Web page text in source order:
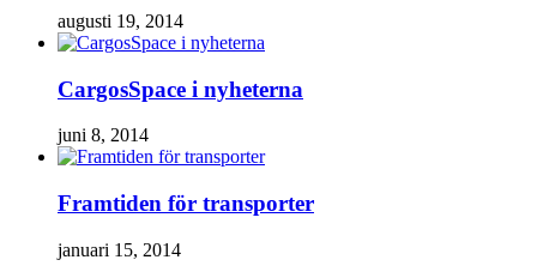
augusti 19, 2014
CargosSpace i nyheterna
juni 8, 2014
Framtiden för transporter
januari 15, 2014